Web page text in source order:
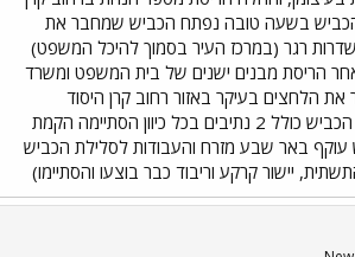
הכביש בשעה טובה נפתח הכביש שמחבר את
רגר (במרכז העיר בסמוך להיכל המשפט)
הריסת מבנים ישנים של בית המשפט ומשרד
הלחצים בעיקר באזור רחוב קרן היסוד
הנרייטה סולד ובן צבי הכביש כולל 2 נתיבים בכל כיוון הסתיימה הקמת
באר שבע מזרח והעבודות לסלילת הכביש
יישור קרקע וריבוד כבר בוצעו והסתיימו)